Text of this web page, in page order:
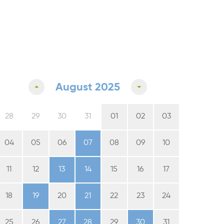
August 2025
28 29 30 31 01 02 03
04 05 06 07 08 09 10
11 12 13 14 15 16 17
18 19 20 21 22 23 24